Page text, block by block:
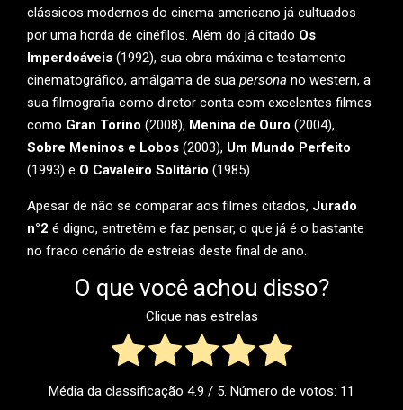
clássicos modernos do cinema americano já cultuados
por uma horda de cinéfilos. Além do já citado Os
Imperdoáveis (1992), sua obra máxima e testamento
cinematográfico, amálgama de sua persona no western, a
sua filmografia como diretor conta com excelentes filmes
como Gran Torino (2008), Menina de Ouro (2004),
Sobre Meninos e Lobos (2003), Um Mundo Perfeito
(1993) e O Cavaleiro Solitário (1985).
Apesar de não se comparar aos filmes citados, Jurado
n°2 é digno, entretêm e faz pensar, o que já é o bastante
no fraco cenário de estreias deste final de ano.
O que você achou disso?
Clique nas estrelas
Média da classificação 4.9 / 5. Número de votos: 11